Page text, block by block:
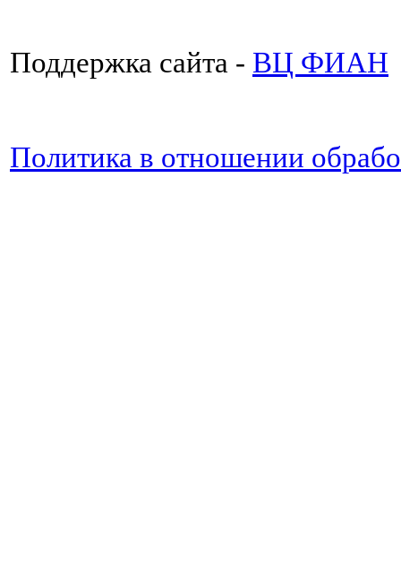
Поддержка сайта - ВЦ ФИАН
Политика в отношении